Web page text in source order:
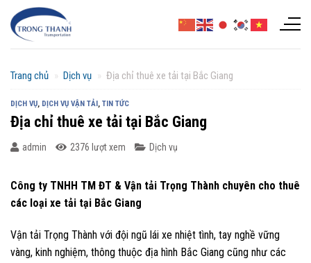
Chuyển
đến
Trang chủ » Dịch vụ » Địa chỉ thuê xe tải tại Bắc Giang
DỊCH VỤ, DỊCH VỤ VẬN TẢI, TIN TỨC
Địa chỉ thuê xe tải tại Bắc Giang
admin 2376 lượt xem Dịch vụ
Công ty TNHH TM ĐT & Vận tải Trọng Thành chuyên cho thuê
các loại xe tải tại Bắc Giang
Vận tải Trọng Thành với đội ngũ lái xe nhiệt tình, tay nghề vững
vàng, kinh nghiệm, thông thuộc địa hình Bắc Giang cũng như các